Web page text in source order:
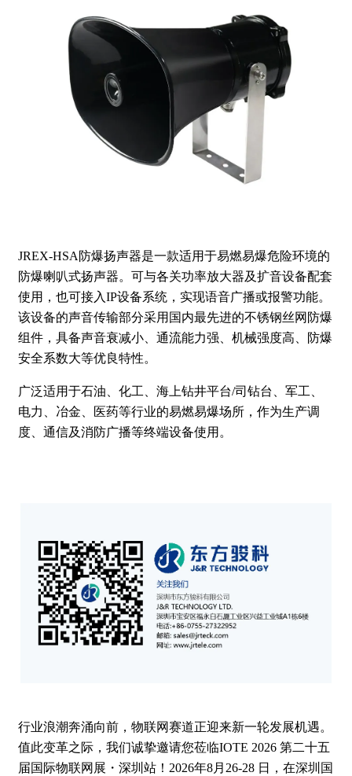
JREX-HSA防爆扬声器是一款适用于易燃易爆危险环境的
防爆喇叭式扬声器。可与各关功率放大器及扩音设备配套
使用，也可接入IP设备系统，实现语音广播或报警功能。
该设备的声音传输部分采用国内最先进的不锈钢丝网防爆
组件，具备声音衰减小、通流能力强、机械强度高、防爆
安全系数大等优良特性。
广泛适用于石油、化工、海上钻井平台/司钻台、军工、
电力、冶金、医药等行业的易燃易爆场所，作为生产调
度、通信及消防广播等终端设备使用。
行业浪潮奔涌向前，物联网赛道正迎来新一轮发展机遇。
值此变革之际，我们诚挚邀请您莅临IOTE 2026 第二十五
届国际物联网展・深圳站！2026年8月26-28 日，在深圳国